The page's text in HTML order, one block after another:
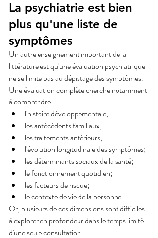
La psychiatrie est bien
plus qu'une liste de
symptômes
Un autre enseignement important de la
littérature est qu'une évaluation psychiatrique
ne se limite pas au dépistage des symptômes.
Une évaluation complète cherche notamment
à comprendre :
l'histoire développementale;
les antécédents familiaux;
les traitements antérieurs;
l'évolution longitudinale des symptômes;
les déterminants sociaux de la santé;
le fonctionnement quotidien;
les facteurs de risque;
le contexte de vie de la personne.
Or, plusieurs de ces dimensions sont difficiles
à explorer en profondeur dans le temps limité
d'une seule consultation.